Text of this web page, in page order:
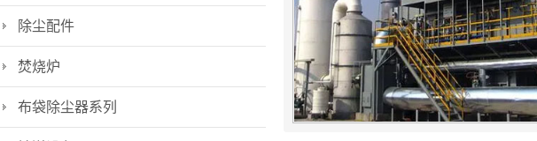
除尘配件
焚烧炉
布袋除尘器系列